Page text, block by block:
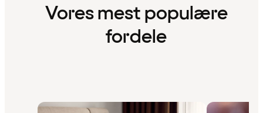
Vores mest populære
fordele